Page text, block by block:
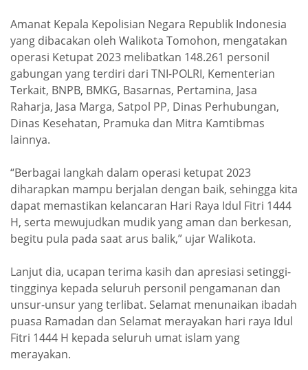
Amanat Kepala Kepolisian Negara Republik Indonesia
yang dibacakan oleh Walikota Tomohon, mengatakan
operasi Ketupat 2023 melibatkan 148.261 personil
gabungan yang terdiri dari TNI-POLRI, Kementerian
Terkait, BNPB, BMKG, Basarnas, Pertamina, Jasa
Raharja, Jasa Marga, Satpol PP, Dinas Perhubungan,
Dinas Kesehatan, Pramuka dan Mitra Kamtibmas
lainnya.
“Berbagai langkah dalam operasi ketupat 2023
diharapkan mampu berjalan dengan baik, sehingga kita
dapat memastikan kelancaran Hari Raya Idul Fitri 1444
H, serta mewujudkan mudik yang aman dan berkesan,
begitu pula pada saat arus balik,” ujar Walikota.
Lanjut dia, ucapan terima kasih dan apresiasi setinggi-
tingginya kepada seluruh personil pengamanan dan
unsur-unsur yang terlibat. Selamat menunaikan ibadah
puasa Ramadan dan Selamat merayakan hari raya Idul
Fitri 1444 H kepada seluruh umat islam yang
merayakan.